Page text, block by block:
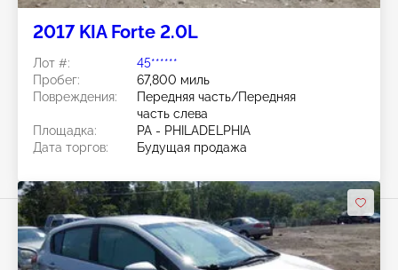
2017 KIA Forte 2.0L
Лот #:
45******
Пробег:
67,800 миль
Повреждения:
Передняя часть/Передняя
часть слева
Площадка:
PA - PHILADELPHIA
Дата торгов:
Будущая продажа